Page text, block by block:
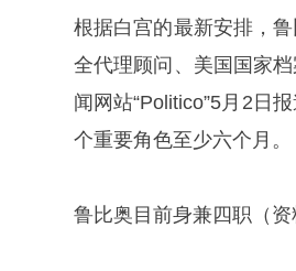
根据白宫的最新安排，
全代理顾问、美国国家
闻网站“Politico”5月2日
个重要角色至少六个月。
鲁比奥目前身兼四职（资